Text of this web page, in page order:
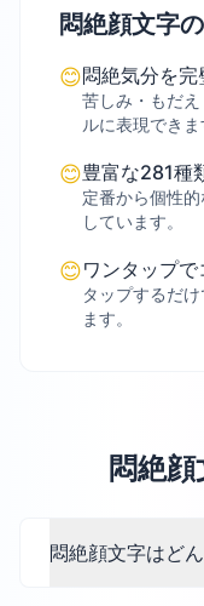
悶絶顔文字
😊悶絶気分を完
苦しみ・もだ
ルに表現できま
😊豊富な281種
定番から個性
しています。
😊ワンタップで
タップするだ
ます。
悶絶
悶絶顔文字はど